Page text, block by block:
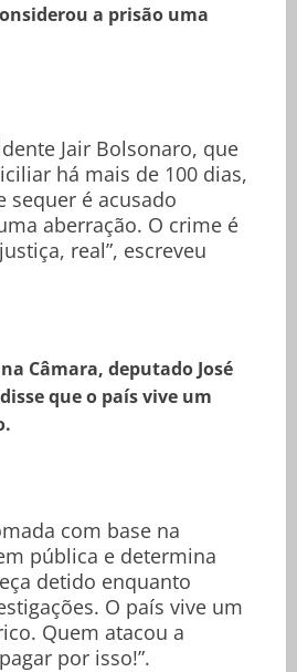
a prisão uma
Jair Bolsonaro, que
há mais de 100 dias,
sequer é acusado
aberração. O crime é
real”, escreveu
Câmara, deputado José
que o país vive um
com base na
pública e determina
detido enquanto
O país vive um
Quem atacou a
por isso!”.